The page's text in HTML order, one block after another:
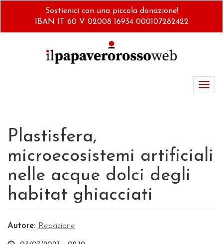
Sostienici con una piccola donazione!
IBAN IT 60 V 02008 16934 000107282422
Plastisfera,
microecosistemi artificiali
nelle acque dolci degli
habitat ghiacciati
Autore: Redazione